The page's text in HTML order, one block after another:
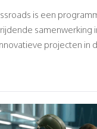
is een
samenwerking
projecten in